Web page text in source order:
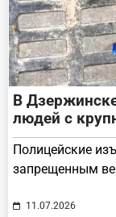
В
людей с
Полицейские
запрещенным
11.07.2026